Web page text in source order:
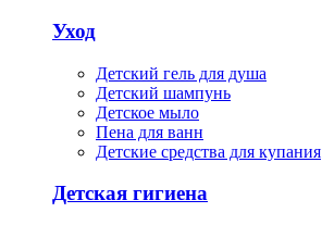
Уход
Детский гель для душа
Детский шампунь
Детское мыло
Пена для ванн
Детские средства для купания
Детская гигиена